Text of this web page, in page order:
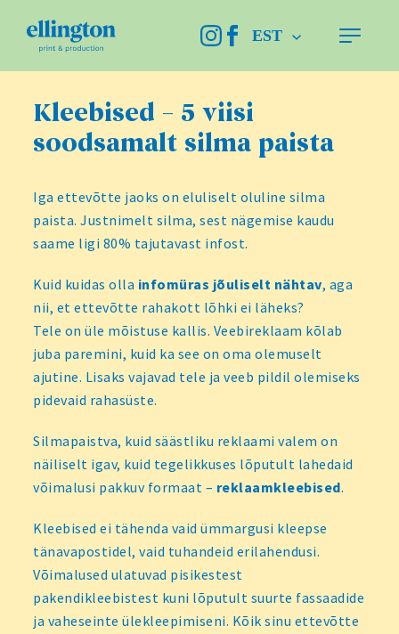
Ellington
Instagram
Facebook
EST
Kleebised – 5 viisi
soodsamalt silma paista
Iga ettevõtte jaoks on eluliselt oluline silma
paista. Justnimelt silma, sest nägemise kaudu
saame ligi 80% tajutavast infost.
Kuid kuidas olla infomüras jõuliselt nähtav, aga
nii, et ettevõtte rahakott lõhki ei läheks?
Tele on üle mõistuse kallis. Veebireklaam kõlab
juba paremini, kuid ka see on oma olemuselt
ajutine. Lisaks vajavad tele ja veeb pildil olemiseks
pidevaid rahasüste.
Silmapaistva, kuid säästliku reklaami valem on
näiliselt igav, kuid tegelikkuses lõputult lahedaid
võimalusi pakkuv formaat – reklaamkleebised.
Kleebised ei tähenda vaid ümmargusi kleepse
tänavapostidel, vaid tuhandeid erilahendusi.
Võimalused ulatuvad pisikestest
pakendikleebistest kuni lõputult suurte fassaadide
ja vaheseinte ülekleepimiseni. Kõik sinu ettevõtte